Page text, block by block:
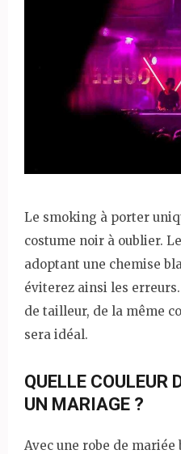
Le smoking à porter
costume noir à oublier.
adoptant une chemise
éviterez ainsi les
de tailleur, de la même
sera idéal.
QUELLE COULEUR
UN MARIAGE ?
Avec une robe de